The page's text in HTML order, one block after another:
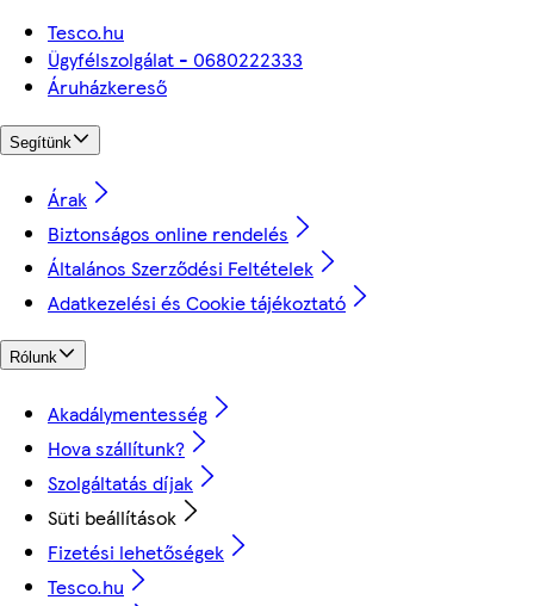
Tesco.hu
Ügyfélszolgálat - 0680222333
Áruházkereső
Segítünk
Árak
Biztonságos online rendelés
Általános Szerződési Feltételek
Adatkezelési és Cookie tájékoztató
Rólunk
Akadálymentesség
Hova szállítunk?
Szolgáltatás díjak
Süti beállítások
Fizetési lehetőségek
Tesco.hu